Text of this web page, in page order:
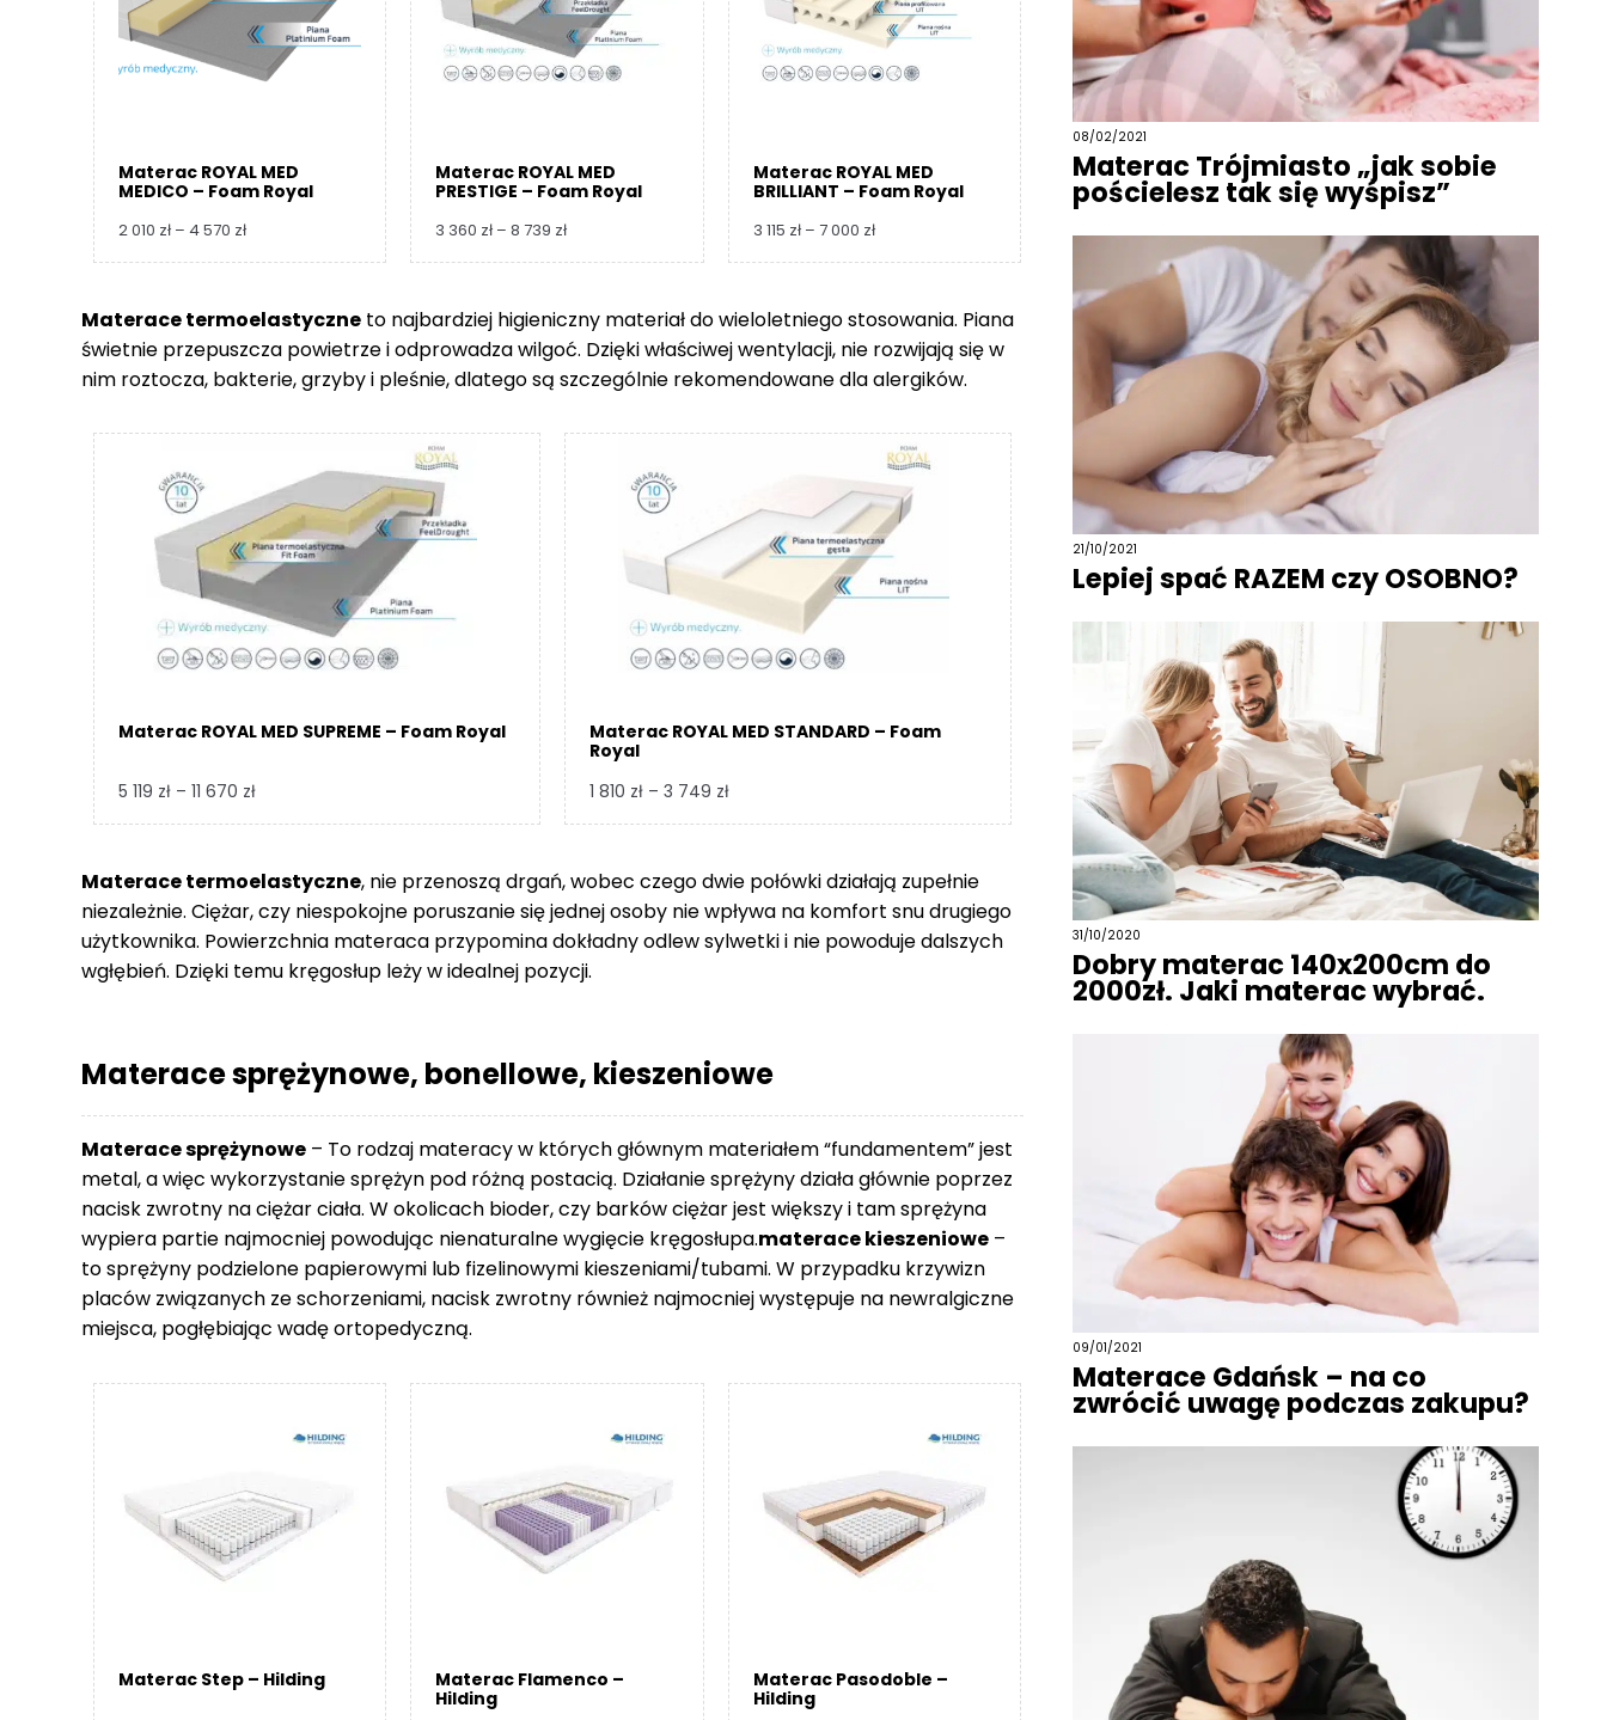
Materac ROYAL MED
MEDICO – Foam Royal
2 010 zł – 4 570 złZakres
010 zł
do
4
Materac ROYAL MED
PRESTIGE – Foam Royal
3 360 zł – 8 739 złZakres
360 zł
do
8
Materac ROYAL MED
BRILLIANT – Foam Royal
3 115 zł – 7 000 złZakres
115 zł
do
7
000 zł
Materace termoelastyczneto najbardziej higieniczny materiał do wieloletniego stosowania. Piana
świetnie przepuszcza powietrze i odprowadza wilgoć. Dzięki właściwej wentylacji, nie rozwijają się w
nim roztocza, bakterie, grzyby i pleśnie, dlatego są szczególnie rekomendowane dla alergików.
Materac ROYAL MED SUPREME – Foam Royal
5 119 zł – 11 670 złZakres
5
119 zł
do
11
670 zł
Materac ROYAL MED STANDARD – Foam
Royal
1 810 zł – 3 749 złZakres
1
810 zł
do
3
Materace termoelastyczne, nie przenoszą drgań, wobec czego dwie połówki działają zupełnie
niezależnie. Ciężar, czy niespokojne poruszanie się jednej osoby nie wpływa na komfort snu drugiego
użytkownika. Powierzchnia materaca przypomina dokładny odlew sylwetki i nie powoduje dalszych
wgłębień. Dzięki temu kręgosłup leży w idealnej pozycji.
Materace sprężynowe, bonellowe, kieszeniowe
Materace sprężynowe– To rodzaj materacy w których głównym materiałem “fundamentem” jest
metal, a więc wykorzystanie sprężyn pod różną postacią. Działanie sprężyny działa głównie poprzez
nacisk zwrotny na ciężar ciała. W okolicach bioder, czy barków ciężar jest większy i tam sprężyna
wypiera partie najmocniej powodując nienaturalne wygięcie kręgosłupa.materace kieszeniowe–
to sprężyny podzielone papierowymi lub fizelinowymi kieszeniami/tubami. W przypadku krzywizn
placów związanych ze schorzeniami, nacisk zwrotny również najmocniej występuje na newralgiczne
miejsca, pogłębiając wadę ortopedyczną.
Materac Step – Hilding
Materac Flamenco –
Hilding
Materac Pasodoble –
Hilding
08/02/2021
Materac Trójmiasto „jak sobie
pościelesz tak się wyśpisz”
21/10/2021
Lepiej spać RAZEM czy OSOBNO?
31/10/2020
Dobry materac 140x200cm do
2000zł. Jaki materac wybrać.
09/01/2021
Materace Gdańsk – na co
zwrócić uwagę podczas zakupu?